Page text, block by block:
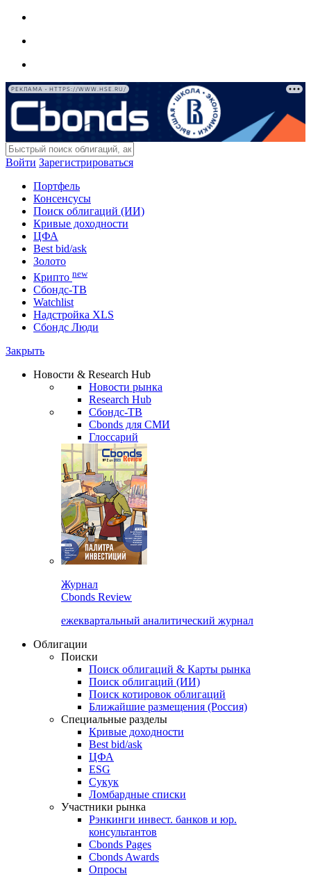
РЕКЛАМА • HTTPS://WWW.HSE.RU/
Войти Зарегистрироваться
Портфель
Консенсусы
Поиск облигаций (ИИ)
Кривые доходности
ЦФА
Best bid/ask
Золото
Крипто new
Сбондс-ТВ
Watchlist
Надстройка XLS
Сбондс Люди
Закрыть
Новости & Research Hub
Новости рынка
Research Hub
Сбондс-ТВ
Cbonds для СМИ
Глоссарий
Журнал
Cbonds Review
ежеквартальный аналитический журнал
Облигации
Поиски
Поиск облигаций & Карты рынка
Поиск облигаций (ИИ)
Поиск котировок облигаций
Ближайшие размещения (Россия)
Специальные разделы
Кривые доходности
Best bid/ask
ЦФА
ESG
Сукук
Ломбардные списки
Участники рынка
Рэнкинги инвест. банков и юр.
консультантов
Cbonds Pages
Cbonds Awards
Опросы